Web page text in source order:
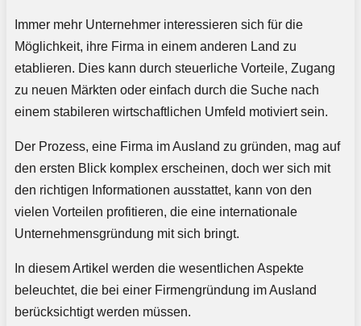
Immer mehr Unternehmer interessieren sich für die
Möglichkeit, ihre Firma in einem anderen Land zu
etablieren. Dies kann durch steuerliche Vorteile, Zugang
zu neuen Märkten oder einfach durch die Suche nach
einem stabileren wirtschaftlichen Umfeld motiviert sein.
Der Prozess, eine Firma im Ausland zu gründen, mag auf
den ersten Blick komplex erscheinen, doch wer sich mit
den richtigen Informationen ausstattet, kann von den
vielen Vorteilen profitieren, die eine internationale
Unternehmensgründung mit sich bringt.
In diesem Artikel werden die wesentlichen Aspekte
beleuchtet, die bei einer Firmengründung im Ausland
berücksichtigt werden müssen.